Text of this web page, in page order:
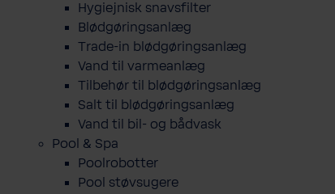
Hygiejnisk snavsfilter
Blødgøringsanlæg
Trade-in blødgøringsanlæg
Vand til varmeanlæg
Tilbehør til blødgøringsanlæg
Salt til blødgøringsanlæg
Vand til bil- og bådvask
Pool & Spa
Poolrobotter
Pool støvsugere